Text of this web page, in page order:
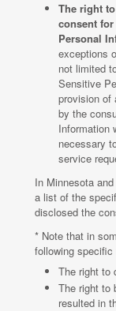
The right
consent
Personal
exceptions
not limited
Sensitive
provision of
by the
Information
necessary
service
In Minnesota
a list of the
disclosed the
* Note that in
following
The right to
The right to
resulted in